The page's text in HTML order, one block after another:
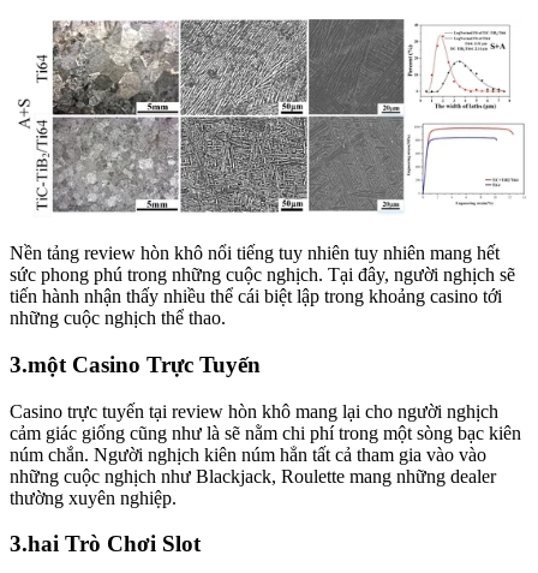
Nền tảng review hòn khô nổi tiếng tuy nhiên tuy nhiên mang hết
sức phong phú trong những cuộc nghịch. Tại đây, người nghịch sẽ
tiến hành nhận thấy nhiều thể cái biệt lập trong khoảng casino tới
những cuộc nghịch thể thao.
3.một Casino Trực Tuyến
Casino trực tuyến tại review hòn khô mang lại cho người nghịch
cảm giác giống cũng như là sẽ nằm chi phí trong một sòng bạc kiên
núm chắn. Người nghịch kiên núm hẳn tất cả tham gia vào vào
những cuộc nghịch như Blackjack, Roulette mang những dealer
thường xuyên nghiệp.
3.hai Trò Chơi Slot